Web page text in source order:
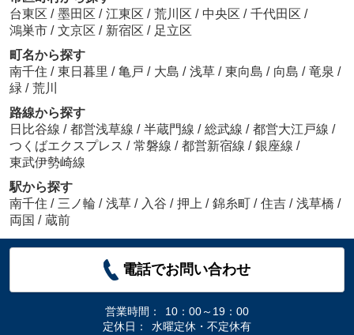
台東区 / 墨田区 / 江東区 / 荒川区 / 中央区 / 千代田区 /
鴻巣市 / 文京区 / 新宿区 / 足立区
町名から探す
南千住 / 東日暮里 / 亀戸 / 大島 / 浅草 / 東向島 / 向島 / 竜泉 /
緑 / 荒川
路線から探す
日比谷線 / 都営浅草線 / 半蔵門線 / 総武線 / 都営大江戸線 /
つくばエクスプレス / 常磐線 / 都営新宿線 / 銀座線 /
東武伊勢崎線
駅から探す
南千住 / 三ノ輪 / 浅草 / 入谷 / 押上 / 錦糸町 / 住吉 / 浅草橋 /
両国 / 蔵前
電話でお問い合わせ
営業時間：
10：00～19：00
定休日：
水曜定休・不定休有